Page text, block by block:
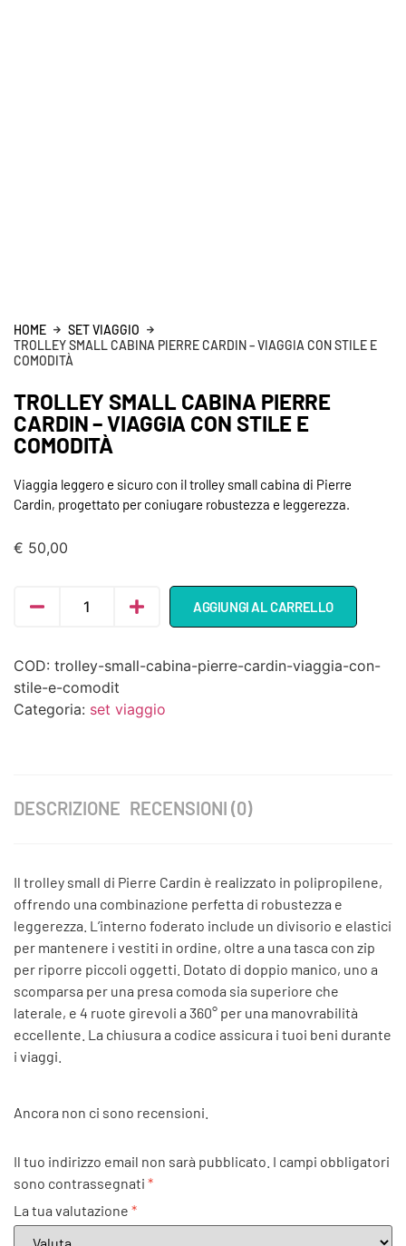
HOME
SET VIAGGIO
TROLLEY SMALL CABINA PIERRE CARDIN – VIAGGIA CON STILE E
COMODITÀ
TROLLEY SMALL CABINA PIERRE
CARDIN – VIAGGIA CON STILE E
COMODITÀ
Viaggia leggero e sicuro con il trolley small cabina di Pierre
Cardin, progettato per coniugare robustezza e leggerezza.
€ 50,00
AGGIUNGI AL CARRELLO
COD: trolley-small-cabina-pierre-cardin-viaggia-con-
stile-e-comodit
Categoria: set viaggio
DESCRIZIONE RECENSIONI (0)
Il trolley small di Pierre Cardin è realizzato in polipropilene,
offrendo una combinazione perfetta di robustezza e
leggerezza. L’interno foderato include un divisorio e elastici
per mantenere i vestiti in ordine, oltre a una tasca con zip
per riporre piccoli oggetti. Dotato di doppio manico, uno a
scomparsa per una presa comoda sia superiore che
laterale, e 4 ruote girevoli a 360° per una manovrabilità
eccellente. La chiusura a codice assicura i tuoi beni durante
i viaggi.
Ancora non ci sono recensioni.
Il tuo indirizzo email non sarà pubblicato. I campi obbligatori
sono contrassegnati *
La tua valutazione *